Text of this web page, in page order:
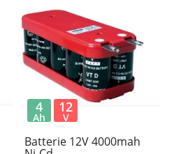
Batterie 12V 4000mah
4
Ah
12
V